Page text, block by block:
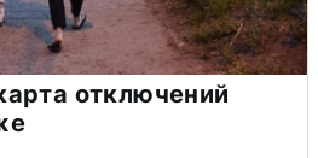
отключений